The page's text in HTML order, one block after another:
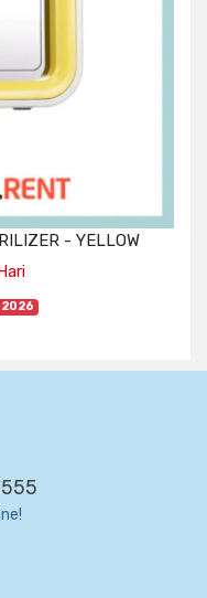
- YELLOW